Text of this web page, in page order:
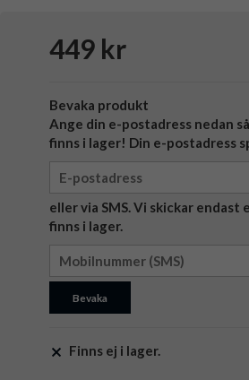
449 kr
Bevaka produkt
Ange din e-postadress nedan
finns i lager! Din e-postadress
eller via SMS. Vi skickar
finns i lager.
Bevaka
Finns ej i lager.